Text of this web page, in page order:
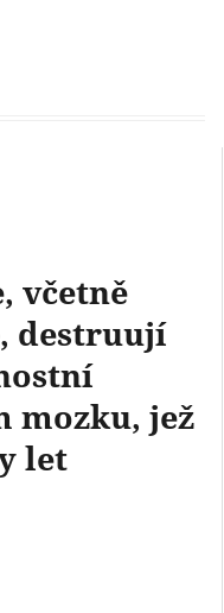
včetně
destruují
mozku, jež
let